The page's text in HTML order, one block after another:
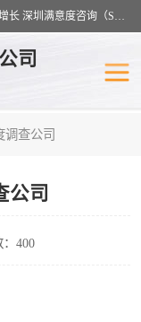
深耕满意度调研18载，用数据定义体验，以洞察驱动增长 深圳满意度咨询（SSC）：十八年专注，丈量每一份体验。
司
调查公司
公司
400
业满意度
满意度调查